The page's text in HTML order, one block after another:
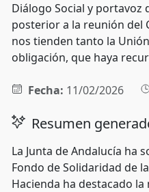
Diálogo Social y portavoz
posterior a la reunión del
nos tienden tanto la
obligación, que haya
Fecha: 11/02/2026
Resumen
La Junta de Andalucía ha
Fondo de Solidaridad de
Hacienda ha destacado